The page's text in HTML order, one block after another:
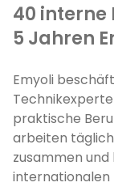
40 interne
5 Jahren
Emyoli
praktische
arbeiten
zusammen
internationalen